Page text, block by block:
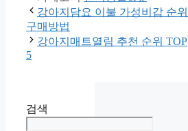
강아지담요 이불 가성비갑 순위
구매방법
강아지매트열림 추천 순위 TOP
5
검색